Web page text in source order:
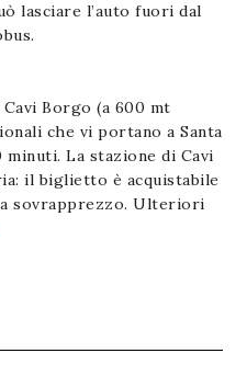
lasciare l’auto fuori dal
Borgo (a 600 mt
che vi portano a Santa
La stazione di Cavi
il biglietto è acquistabile
sovrapprezzo. Ulteriori